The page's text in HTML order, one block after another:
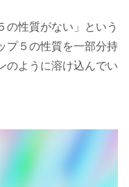
の性質がない」という
プ５の性質を一部分持
のように溶け込んでい